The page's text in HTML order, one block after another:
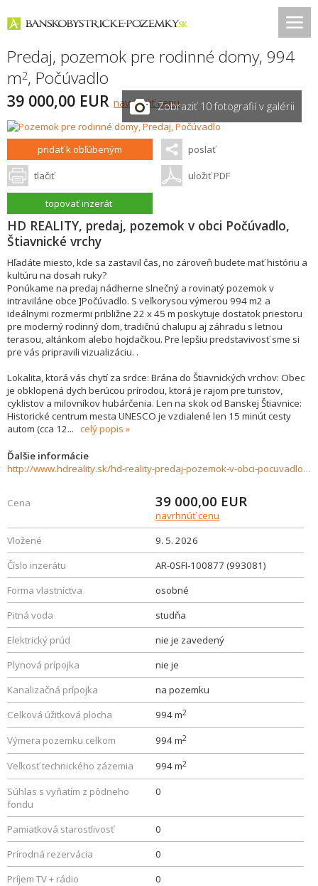
Predaj, pozemok pre rodinné domy, 994
m2, Počúvadlo
39 000,00 EUR navrhnúť cenuZobraziť 10 fotografií v galérii
pridať k obľúbeným poslať
tlačiť uložiť PDF
topovať inzerát
HD REALITY, predaj, pozemok v obci Počúvadlo,
Štiavnické vrchy
Hľadáte miesto, kde sa zastavil čas, no zároveň budete mať históriu a
kultúru na dosah ruky?
Ponúkame na predaj nádherne slnečný a rovinatý pozemok v
intraviláne obce ]Počúvadlo. S veľkorysou výmerou 994 m2 a
ideálnymi rozmermi približne 22 x 45 m poskytuje dostatok priestoru
pre moderný rodinný dom, tradičnú chalupu aj záhradu s letnou
terasou, altánkom alebo hojdačkou. Pre lepšiu predstavivosť sme si
pre vás pripravili vizualizáciu. .
Lokalita, ktorá vás chytí za srdce: Brána do Štiavnických vrchov: Obec
je obklopená dych berúcou prírodou, ktorá je rajom pre turistov,
cyklistov a milovníkov hubárčenia. Len na skok od Banskej Štiavnice:
Historické centrum mesta UNESCO je vzdialené len 15 minút cesty
autom (cca 12... celý popis
Ďalšie informácie
http://www.hdreality.sk/hd-reality-predaj-pozemok-v-obci-pocuvadlo-stiavnicke-vrchy-993081
Cena 39 000,00 EUR
navrhnúť cenu
Vložené
9. 5. 2026
Číslo inzerátu
AR-0SFI-100877 (993081)
Forma vlastníctva
osobné
Pitná voda
studňa
Elektrický prúd
nie je zavedený
Plynová prípojka
nie je
Kanalizačná prípojka
na pozemku
Celková úžitková plocha
994 m2
Výmera pozemku celkom 994 m2
Veľkosť technického zázemia 994 m2
Súhlas s vyňatím z pôdneho
fondu
0
Pamiatková starostlivosť
0
Prírodná rezervácia
0
Príjem TV + rádio
0